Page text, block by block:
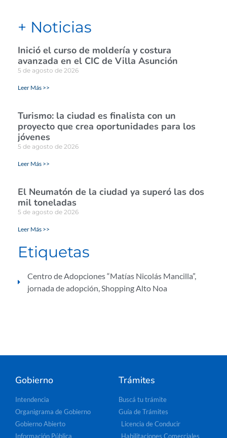
+ Noticias
Inició el curso de moldería y costura
avanzada en el CIC de Villa Asunción
5 de agosto de 2026
Leer Más >>
Turismo: la ciudad es finalista con un
proyecto que crea oportunidades para los
jóvenes
5 de agosto de 2026
Leer Más >>
El Neumatón de la ciudad ya superó las dos
mil toneladas
5 de agosto de 2026
Leer Más >>
Etiquetas
Centro de Adopciones “Matías Nicolás Mancilla”,
jornada de adopción,Shopping Alto Noa
Gobierno
Intendencia
Organigrama de Gobierno
Gobierno Abierto
Información Pública
Trámites
Buscá tu trámite
Guía de Trámites
Licencia de Conducir
Habilitaciones Comerciales